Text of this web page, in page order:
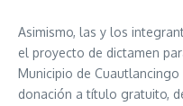
Asimismo, las y los
el proyecto de dictamen
Municipio de
donación a título gratuito,